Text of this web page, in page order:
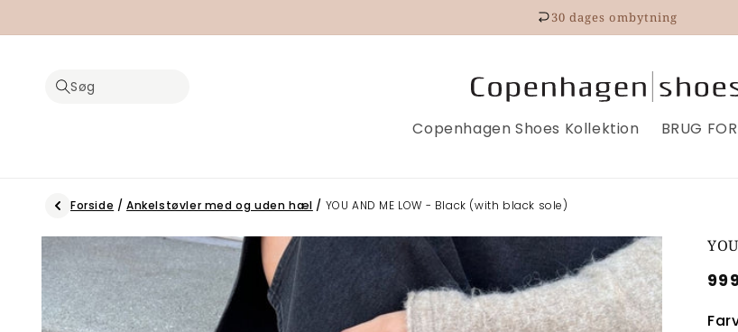
30 dages ombytning
Søg
Copenhagen Shoes Kollektion BRUG
Forside / Ankelstøvler med og uden hæl / YOU AND ME LOW - Black (with black sole)
Gå til
produktoplysninger